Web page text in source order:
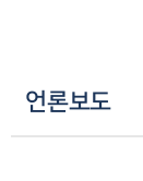
언론보도